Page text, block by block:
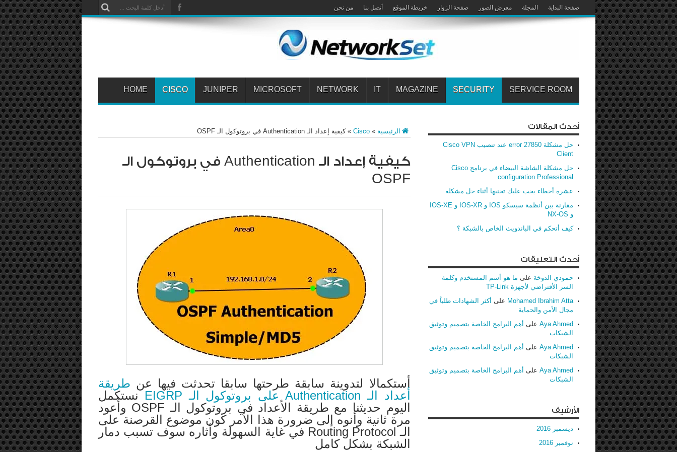
صفحة البداية المجلة معرض الصور صفحة الزوار خريطة الموقع أتصل بنا من نحن
SERVICE ROOM
SECURITY
MAGAZINE
IT
NETWORK
MICROSOFT
JUNIPER
CISCO
HOME
الرئيسية »
Cisco
»كيفية إعداد الـ Authentication في بروتوكول الـ OSPF
كيفية إعداد الـ Authentication في بروتوكول الـ
OSPF
أستكمالا لتدوينة سابقة طرحتها سابقا تحدثت فيها عن طريقة
أعداد الـ Authentication على بروتوكول الـ EIGRP
نستكمل
اليوم حديثنا مع طريقة الأعداد في بروتوكول الـ OSPF وأعود
مرة ثانية وأنوه إلى ضرورة هذا الأمر كون موضوع القرصنة على
الـ Routing Protocol في غاية السهولة وأثاره سوف تسبب دمار
الشبكة بشكل كامل
أحدث المقالات
حل مشكلة error 27850 عند تنصيب Cisco VPN
Client
حل مشكلة الشاشة البيضاء في برنامج Cisco
configuration Professional
عشرة أخطاء يجب عليك تجنبها أثناء حل مشكلة
مقارنة بين أنظمة سيسكو IOS و IOS-XR و IOS-XE
و NX-OS
كيف أتحكم في الباندويث الخاص بالشبكة ؟
أحدث التعليقات
حمودي الدوخة على ما هو أسم المستخدم وكلمة
السر الأفتراضي لأجهزة TP-Link
Mohamed Ibrahim Atta على أكثر الشهادات طلباً في
مجال الأمن والحماية
Aya Ahmed على أهم البرامج الخاصة بتصميم وتوثيق
الشبكات
Aya Ahmed على أهم البرامج الخاصة بتصميم وتوثيق
الشبكات
Aya Ahmed على أهم البرامج الخاصة بتصميم وتوثيق
الشبكات
الأرشيف
ديسمبر 2016
نوفمبر 2016